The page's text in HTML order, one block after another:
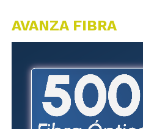
AVANZA FIBRA